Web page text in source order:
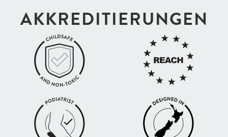
AKKREDI­TIERUNGEN